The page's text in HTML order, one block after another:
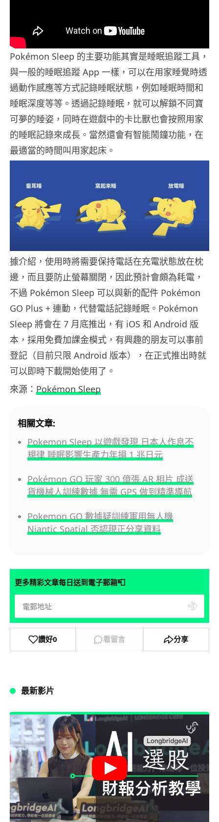
Pokémon Sleep 的主要功能其實是睡眠追蹤工具，
與一般的睡眠追蹤 App 一樣，可以在用家睡覺時透
過動作感應等方式記錄睡眠狀態，例如睡眠時間和
睡眠深度等等。透過記錄睡眠，就可以解鎖不同寶
可夢的睡姿，同時在遊戲中的卡比獸也會按照用家
的睡眠記錄來成長。當然還會有智能鬧鐘功能，在
最適當的時間叫用家起床。
據介紹，使用時將需要保持電話在充電狀態放在枕
邊，而且要防止螢幕關閉，因此預計會頗為耗電，
不過 Pokémon Sleep 可以與新的配件 Pokémon
GO Plus + 連動，代替電話記錄睡眠。Pokémon
Sleep 將會在 7 月底推出，有 iOS 和 Android 版
本，採用免費加課金模式，有興趣的朋友可以事前
登記（目前只限 Android 版本），在正式推出時就
可以即時下載開始使用了。
來源： Pokémon Sleep
相關文章:
Pokemon Sleep 以遊戲發現 日本人作息不
規律 睡眠影響生產力年損 1 兆日元
Pokémon GO 玩家 300 億張 AR 相片 成送
貨機械人訓練數據 無需 GPS 做到精準導航
Pokemon GO 數據疑訓練軍用無人機
Niantic Spatial 否認現正分享資料
更多精彩文章每日送到電子郵箱📮
讚好0 看留言 分享
最新影片